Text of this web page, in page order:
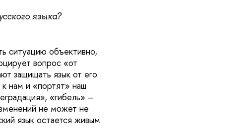
языка?
ситуацию объективно,
вопрос «от
защищать язык от его
нам и «портят» наш
«гибель» –
не может не
язык остается живым